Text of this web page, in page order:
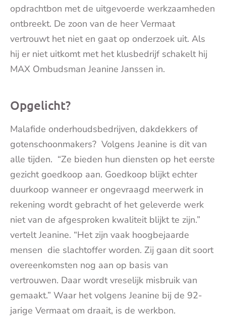
opdrachtbon met de uitgevoerde werkzaamheden
ontbreekt. De zoon van de heer Vermaat
vertrouwt het niet en gaat op onderzoek uit. Als
hij er niet uitkomt met het klusbedrijf schakelt hij
MAX Ombudsman Jeanine Janssen in.
Opgelicht?
Malafide onderhoudsbedrijven, dakdekkers of
gotenschoonmakers? Volgens Jeanine is dit van
alle tijden. “Ze bieden hun diensten op het eerste
gezicht goedkoop aan. Goedkoop blijkt echter
duurkoop wanneer er ongevraagd meerwerk in
rekening wordt gebracht of het geleverde werk
niet van de afgesproken kwaliteit blijkt te zijn.”
vertelt Jeanine. “Het zijn vaak hoogbejaarde
mensen die slachtoffer worden. Zij gaan dit soort
overeenkomsten nog aan op basis van
vertrouwen. Daar wordt vreselijk misbruik van
gemaakt.” Waar het volgens Jeanine bij de 92-
jarige Vermaat om draait, is de werkbon.